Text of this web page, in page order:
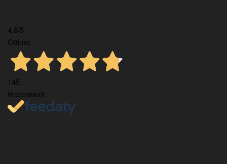
4,8/5
Ottimo
145
Recensioni